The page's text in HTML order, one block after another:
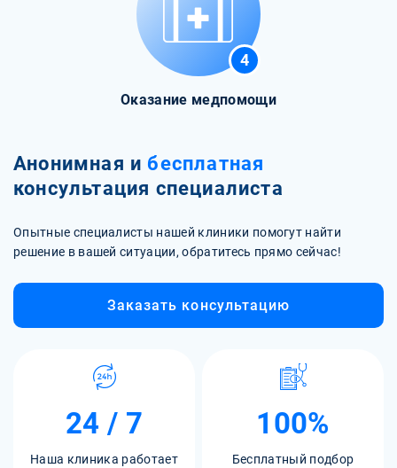
4
Оказание медпомощи
Анонимная и бесплатная
консультация специалиста
Опытные специалисты нашей клиники помогут найти
решение в вашей ситуации, обратитесь прямо сейчас!
Заказать консультацию
24 / 7
Наша клиника работает
100%
Бесплатный подбор